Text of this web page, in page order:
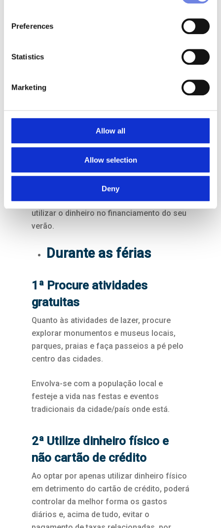
Preferences
Statistics
Marketing
Allow all
Allow selection
Deny
de crédito e fica com apenas uma
despender todos os meses será até 60%
orçamental que, entre outras coisas,
servirá para financiar as suas férias.
Caso peça mais do que deve, isso não terá
um impacto significativo no cálculo da
prestação mensal e poderá, igualmente,
utilizar o dinheiro no financiamento do seu
verão.
Durante as férias
1ª Procure atividades
gratuitas
Quanto às atividades de lazer, procure
explorar monumentos e museus locais,
parques, praias e faça passeios a pé pelo
centro das cidades.
Envolva-se com a população local e
festeje a vida nas festas e eventos
tradicionais da cidade/país onde está.
2ª Utilize dinheiro físico e
não cartão de crédito
Ao optar por apenas utilizar dinheiro físico
em detrimento do cartão de crédito, poderá
controlar da melhor forma os gastos
diários e, acima de tudo, evitar o